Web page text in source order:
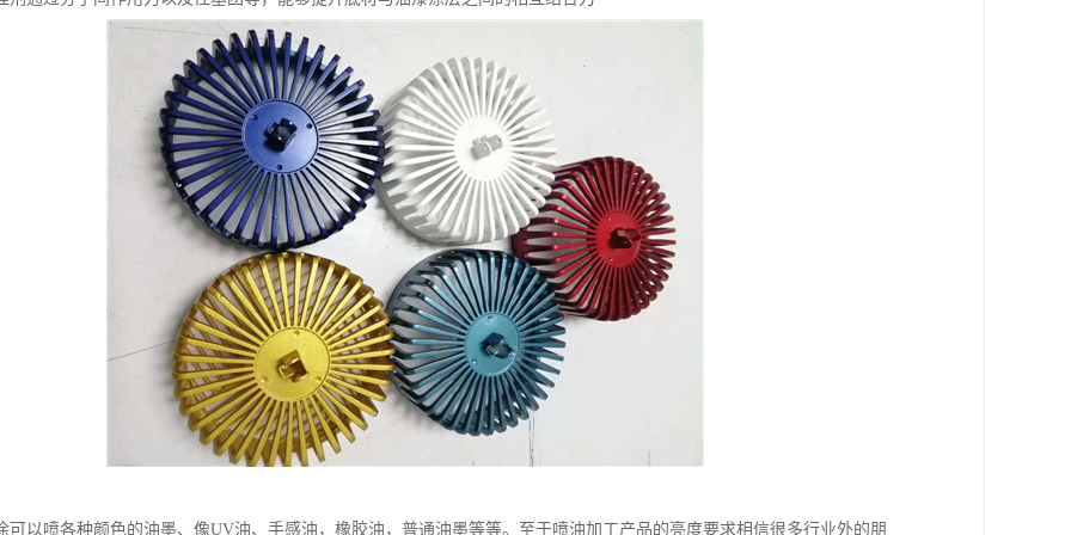
可以喷各种颜色的油墨、像UV油、手感油，橡胶油，普通油墨等等。至于喷油加工产品的亮度要求相信很多行业外的朋